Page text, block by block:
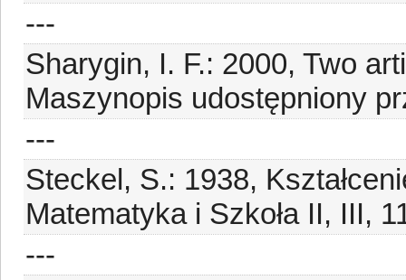
---
Sharygin, I. F.: 2000, Two
Maszynopis udostępniony
---
Steckel, S.: 1938,
Matematyka i Szkoła II, III,
---